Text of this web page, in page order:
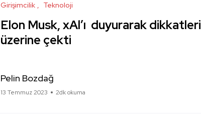
Girişimcilik Teknoloji
Elon Musk, xAl’ı duyurarak dikkatleri
üzerine çekti
Pelin Bozdağ
13 Temmuz 2023 2dk okuma